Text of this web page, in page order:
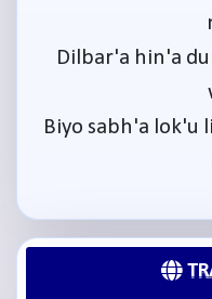
Dilbar'a hin'a
Biyo sabh'a lok'u